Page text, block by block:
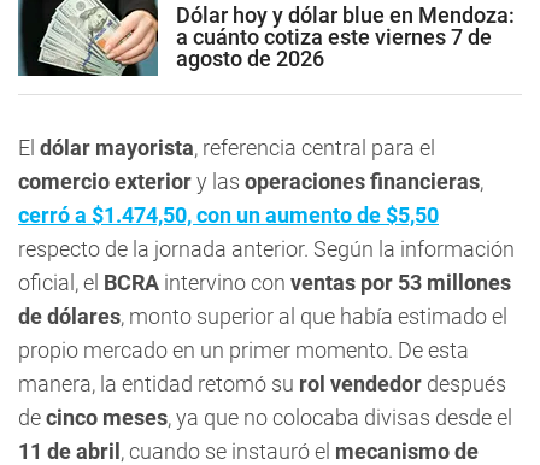
Dólar hoy y dólar blue en Mendoza:
a cuánto cotiza este viernes 7 de
agosto de 2026
El dólar mayorista, referencia central para el
comercio exteriory las operaciones financieras,
cerró a $1.474,50, con un aumento de $5,50
respecto de la jornada anterior. Según la información
oficial, el BCRA intervino con ventas por 53 millones
de dólares, monto superior al que había estimado el
propio mercado en un primer momento. De esta
manera, la entidad retomó su rol vendedor después
decinco meses, ya que no colocaba divisas desde el
11 de abril , cuando se instauró el mecanismo de